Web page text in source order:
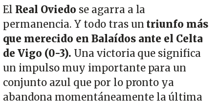
El Real Oviedo se agarra a la
permanencia. Y todo tras un triunfo más
que merecido en Balaídos ante el Celta
de Vigo (0-3). Una victoria que significa
un impulso muy importante para un
conjunto azul que por lo pronto ya
abandona momentáneamente la última